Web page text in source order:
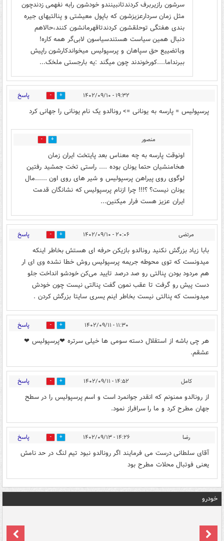
سرشون رازیربرف کردندتانبینندو خودشون رابه نفهمی زدندچون
مثل زمان سردارعزیزشون که باپول معیشتی و پنالتیهای جیره
بندی هفتگی توحلقشون کردندتاقهرمانشون کنند،حالاهم
دنبال همین سیاست هستندسیاسون لابی‌گر همه کاره!
وباتضییع حق سپاهان و پرسپولیس میخواندکارشون راپیش
ببرنداما....کورخوندند چون میگند :یه بارجستی ملخک...
۱۹:۳۲ - ۱۴۰۲/۰۹/۱۰ 1 پاسخ
پرسپولیس = پارسه به یونانی => رونالدو یک نام یونانی را جهانی کرد
منصور 1
اونوقت پارسه به چه معناس بعد پایتخت ایران زمان
هخامنشیان حتما یونان بوده .... راستی تخت جمشید رفتین
لوگوی روی پیراهن پرسپولیس و شیر های روی اون ......مال
یونان نیست؟ ؟!!! چرا ازنام پرسپولیس که نشانگان قدمت
ایران عزیز هست فرار میکنین...
مرتضی ۲۰:۰۶ - ۱۴۰۲/۰۹/۱۰ 0 پاسخ
بابا زیاد بزرگش نکنید رونالدو بازیکن حرفه ای هستش بخاطر اینکه
میدونست که توی محوطه جریمه پرسپولیس روش خطا نشده وی ای ار
هم مردود بودن پنالتی رو صد درصد تایید می‌کن خودشو انداخت جلو
دست پیش رو گرفت تا عقب نمون گفت پنالتی نیست چون خودش
میدونست که پنالتی نیست بخاطر اینم یسری سایتا بزرگش کردن .
۱۱:۳۰ - ۱۴۰۲/۰۹/۱۱ 3 پاسخ
هر چی باشه از استقلال دسته سومی ها خیلی سرتره ❤پرسپولیس ❤
عشقم.
کامل ۱۴:۵۲ - ۱۴۰۲/۰۹/۱۱ 1 پاسخ
از رونالدو ممنونم که انقدر جوانمرد است و اسم پرسپولیس را در سطح
جهان مطرح کرد و ما را سرافراز نمود.
رضا ۱۴:۲۶ - ۱۴۰۲/۰۹/۱۳ 0 پاسخ
آقای سلطانی درست می فرمایند اگر رونالدو نبود تیم لنگ در حد نامش
یعنی فوتبال محلات مطرح بود
خودرو